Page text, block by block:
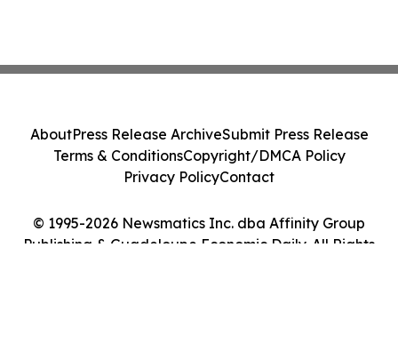
© 1995-2026 Newsmatics Inc. dba Affinity Group
Publishing & Guadeloupe Economic Daily. All Rights
AboutPress Release ArchiveSubmit Press Release
Terms & ConditionsCopyright/DMCA Policy
Privacy PolicyContact